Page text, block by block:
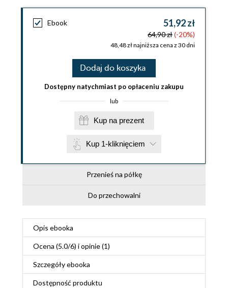
Ebook 51,92 zł
64,90 zł(-20%)
48,48 zł najniższa cena z 30 dni
Dodaj do koszyka
Dostępny natychmiast po opłaceniu zakupu
lub
Kup na prezent
Kup 1-kliknięciem
Przenieś na półkę
Do przechowalni
Opis ebooka
Ocena (5.0/6) i opinie (1)
Szczegółyebooka
Dostępność produktu